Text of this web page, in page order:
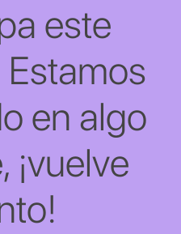
este
en algo
¡vuelve